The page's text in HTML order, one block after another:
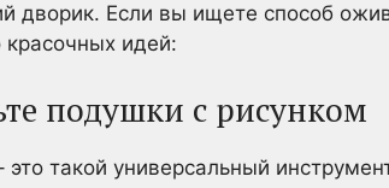
дворик. Если вы ищете способ
красочных идей:
подушки с рисунком
это такой универсальный